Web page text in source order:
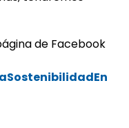
de Facebook